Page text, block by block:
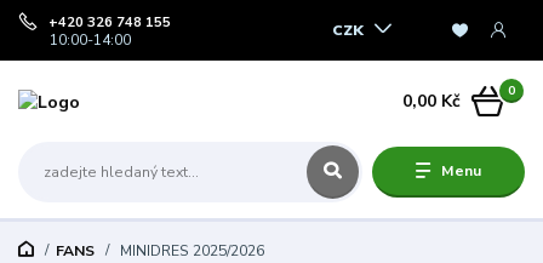
Menu
CZK
+420 326 748 155
10:00-14:00
0
0,00 Kč
FANS MINIDRES 2025/2026